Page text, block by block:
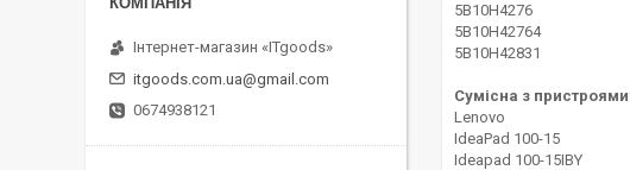
5B10H4276
5B10H42764
5B10H42831
Сумісна з
Lenovo
IdeaPad 100-15
Ideapad 100-15IBY
Інтернет-магазин «ITgoods»
itgoods.com.ua@gmail.com
0674938121